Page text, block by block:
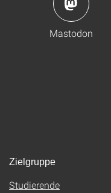
Mastodon
Zielgruppe
Studierende